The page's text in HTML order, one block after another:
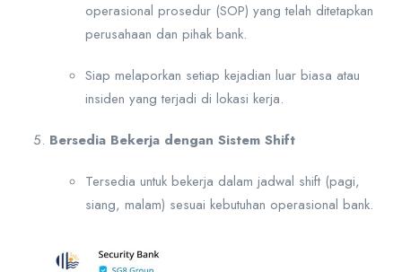
operasional prosedur (SOP) yang telah ditetapkan
perusahaan dan pihak bank.
Siap melaporkan setiap kejadian luar biasa atau
insiden yang terjadi di lokasi kerja.
Bersedia Bekerja dengan Sistem Shift
Tersedia untuk bekerja dalam jadwal shift (pagi,
siang, malam) sesuai kebutuhan operasional bank.